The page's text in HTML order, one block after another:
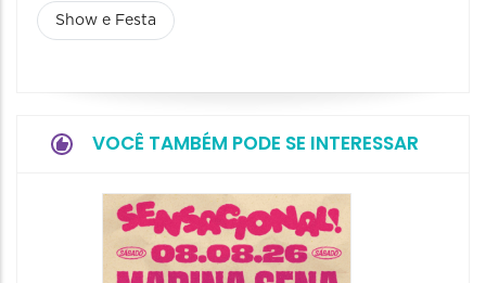
Show e Festa
VOCÊ TAMBÉM PODE SE INTERESSAR